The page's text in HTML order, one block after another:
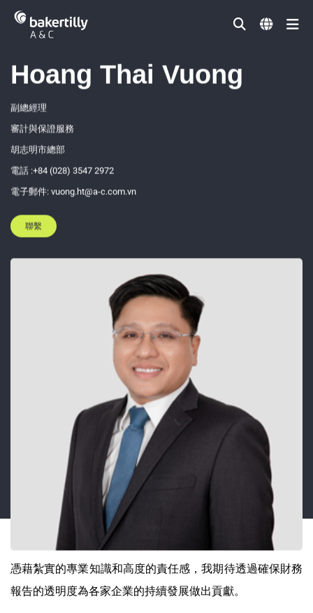
領導團隊
Hoang Thai Vuong
副總經理
審計與保證服務
胡志明市總部
電話 :+84 (028) 3547 2972
電子郵件: vuong.ht@a-c.com.vn
聯繫
憑藉紮實的專業知識和高度的責任感，我期待透過確保財務
報告的透明度為各家企業的持續發展做出貢獻。